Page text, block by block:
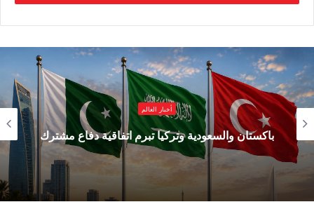
بدرة قعلول مقدمة ورشة العمل عدد 8 تحت عنوان:
“قراءة إيرانية في اتفاق وقف إطلاق النار”
تتناول الورشة قراءة إيرانية للتطورات الإقليمية
والدولية المرتبطة باتفاق وقف إطلاق النار،
وانعكاساته على مستقبل المنطقة، إضافة إلى تقييم
أخبار العالم
وتركيا تبرم اتفاقية دفاع مشترك